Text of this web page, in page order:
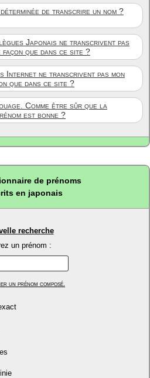
de transcrire un nom ?
Japonais ne transcrivent pas
façon que dans ce site ?
Internet ne transcrivent pas mon
que dans ce site ?
Comme être sûr que la
est bonne ?
de prénoms
en japonais
recherche
un prénom :
un prénom composé.